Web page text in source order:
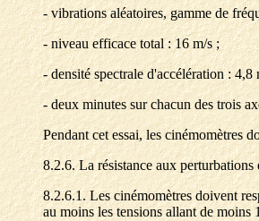
- vibrations aléatoires, gamme de
- niveau efficace total : 16 m/s ;
- densité spectrale d'accélération :
- deux minutes sur chacun des trois
Pendant cet essai, les cinémomètres
8.2.6. La résistance aux
8.2.6.1. Les cinémomètres doivent
au moins les tensions allant de